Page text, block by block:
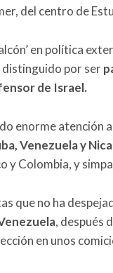
del centro de
en política
distinguido por ser
de Israel.
enorme atención
Venezuela y
y Colombia, y
que no ha
, después
en unos